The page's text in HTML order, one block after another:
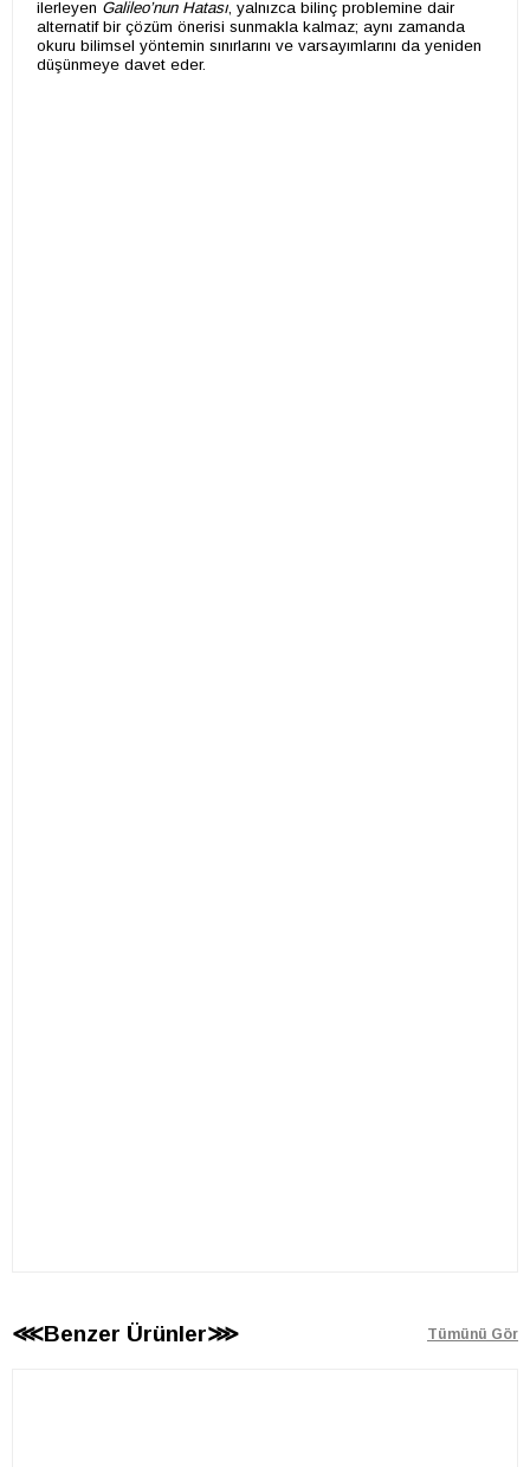
ilerleyen Galileo’nun Hatası, yalnızca bilinç problemine dair
alternatif bir çözüm önerisi sunmakla kalmaz; aynı zamanda
okuru bilimsel yöntemin sınırlarını ve varsayımlarını da yeniden
düşünmeye davet eder.
⋘Benzer Ürünler⋙ Tümünü Gör